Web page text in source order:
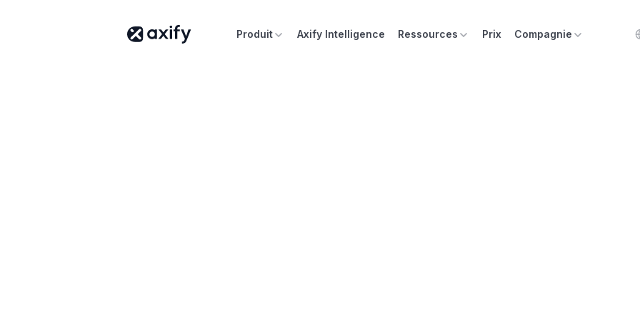
Produit Axify Intelligence Ressources Prix Compagnie